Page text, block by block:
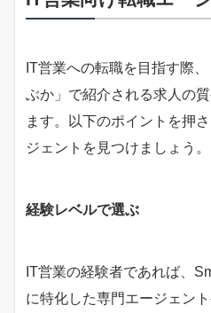
IT営業への転職を目指す際
ぶか」で紹介される求人の
ます。以下のポイントを押
ジェントを見つけましょう。
経験レベルで選ぶ
IT営業の経験者であれば、
に特化した専門エージェン